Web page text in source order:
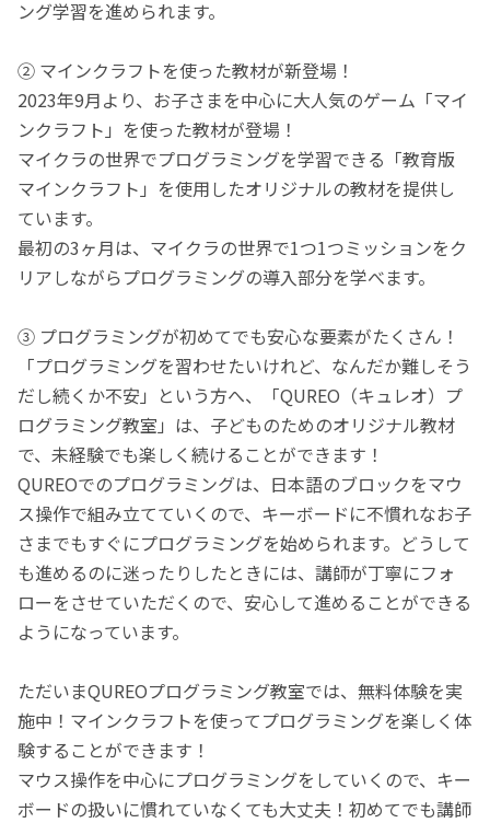
ング学習を進められます。
② マインクラフトを使った教材が新登場！
2023年9月より、お子さまを中心に大人気のゲーム「マイ
ンクラフト」を使った教材が登場！
マイクラの世界でプログラミングを学習できる「教育版
マインクラフト」を使用したオリジナルの教材を提供し
ています。
最初の3ヶ月は、マイクラの世界で1つ1つミッションをク
リアしながらプログラミングの導入部分を学べます。
③ プログラミングが初めてでも安心な要素がたくさん！
「プログラミングを習わせたいけれど、なんだか難しそう
だし続くか不安」という方へ、「QUREO（キュレオ）プ
ログラミング教室」は、子どものためのオリジナル教材
で、未経験でも楽しく続けることができます！
QUREOでのプログラミングは、日本語のブロックをマウ
ス操作で組み立てていくので、キーボードに不慣れなお子
さまでもすぐにプログラミングを始められます。どうして
も進めるのに迷ったりしたときには、講師が丁寧にフォ
ローをさせていただくので、安心して進めることができる
ようになっています。
ただいまQUREOプログラミング教室では、無料体験を実
施中！マインクラフトを使ってプログラミングを楽しく体
験することができます！
マウス操作を中心にプログラミングをしていくので、キー
ボードの扱いに慣れていなくても大丈夫！初めてでも講師